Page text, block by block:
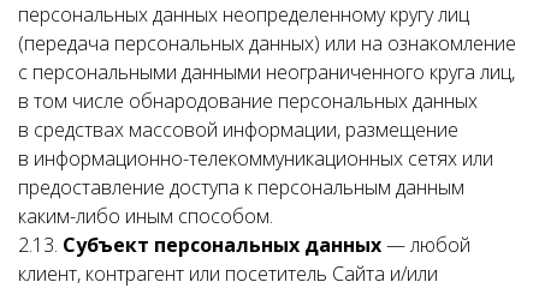
персональных данных неопределенному кругу лиц
(передача персональных данных) или на ознакомление
с персональными данными неограниченного круга лиц,
в том числе обнародование персональных данных
в средствах массовой информации, размещение
в информационно-телекоммуникационных сетях или
предоставление доступа к персональным данным
каким-либо иным способом.
2.13. Субъект персональных данных— любой
клиент, контрагент или посетитель Сайта и/или